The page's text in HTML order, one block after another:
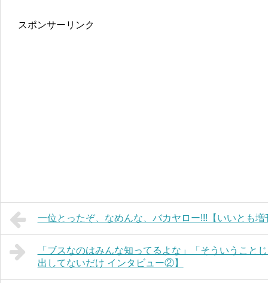
スポンサーリンク
一位とったぞ、なめんな、バカヤロー!!!【いいとも
「ブスなのはみんな知ってるよな」「そういうこと
出してないだけ インタビュー②】